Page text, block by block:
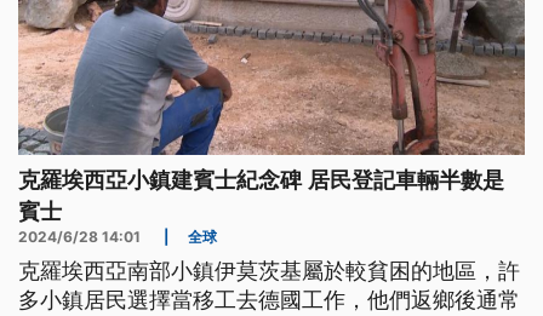
克羅埃西亞小鎮建賓士紀念碑 居民登記車輛半數是
賓士
2024/6/28 14:01 全球
克羅埃西亞南部小鎮伊莫茨基屬於較貧困的地區，許
多小鎮居民選擇當移工去德國工作，他們返鄉後通常